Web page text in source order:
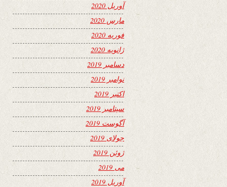
آوریل 2020
مارس 2020
فوریه 2020
ژانویه 2020
دسامبر 2019
نوامبر 2019
اکتبر 2019
سپتامبر 2019
آگوست 2019
جولای 2019
ژوئن 2019
می 2019
آوریل 2019